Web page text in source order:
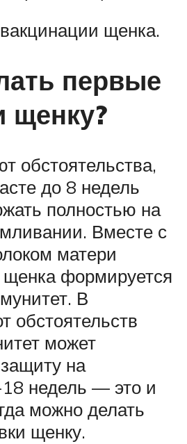
щенка.
первые
щенку?
обстоятельства,
до 8 недель
полностью на
Вместе с
матери
формируется
В
обстоятельств
может
на
недель — это и
можно делать
щенку.